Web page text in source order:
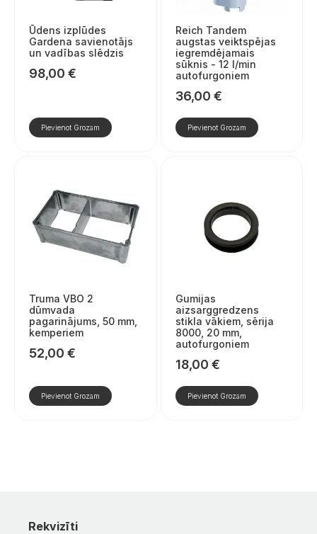
Ūdens izplūdes
Gardena savienotājs
un vadības slēdzis
98,00 €
Pievienot Grozam
Reich Tandem
augstas veiktspējas
iegremdējamais
sūknis - 12 l/min
autofurgoniem
36,00 €
Pievienot Grozam
Truma VBO 2
dūmvada
pagarinājums, 50 mm,
kemperiem
52,00 €
Pievienot Grozam
Gumijas
aizsarggredzens
stikla vākiem, sērija
8000, 20 mm,
autofurgoniem
18,00 €
Pievienot Grozam
Rekvizīti